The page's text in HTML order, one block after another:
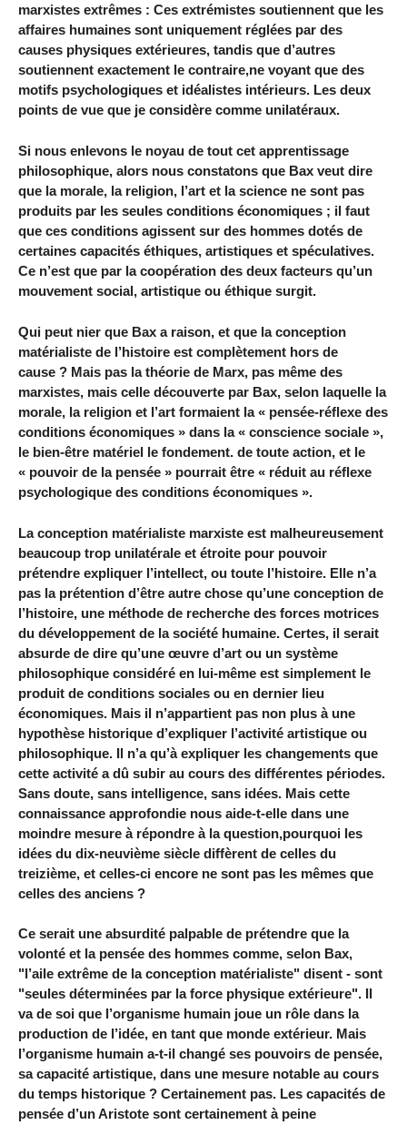
marxistes extrêmes : Ces extrémistes soutiennent que les
affaires humaines sont uniquement réglées par des
causes physiques extérieures, tandis que d’autres
soutiennent exactement le contraire,ne voyant que des
motifs psychologiques et idéalistes intérieurs. Les deux
points de vue que je considère comme unilatéraux.
Si nous enlevons le noyau de tout cet apprentissage
philosophique, alors nous constatons que Bax veut dire
que la morale, la religion, l’art et la science ne sont pas
produits par les seules conditions économiques ; il faut
que ces conditions agissent sur des hommes dotés de
certaines capacités éthiques, artistiques et spéculatives.
Ce n’est que par la coopération des deux facteurs qu’un
mouvement social, artistique ou éthique surgit.
Qui peut nier que Bax a raison, et que la conception
matérialiste de l’histoire est complètement hors de
cause ? Mais pas la théorie de Marx, pas même des
marxistes, mais celle découverte par Bax, selon laquelle la
morale, la religion et l’art formaient la « pensée-réflexe des
conditions économiques » dans la « conscience sociale »,
le bien-être matériel le fondement. de toute action, et le
« pouvoir de la pensée » pourrait être « réduit au réflexe
psychologique des conditions économiques ».
La conception matérialiste marxiste est malheureusement
beaucoup trop unilatérale et étroite pour pouvoir
prétendre expliquer l’intellect, ou toute l’histoire. Elle n’a
pas la prétention d’être autre chose qu’une conception de
l’histoire, une méthode de recherche des forces motrices
du développement de la société humaine. Certes, il serait
absurde de dire qu’une œuvre d’art ou un système
philosophique considéré en lui-même est simplement le
produit de conditions sociales ou en dernier lieu
économiques. Mais il n’appartient pas non plus à une
hypothèse historique d’expliquer l’activité artistique ou
philosophique. Il n’a qu’à expliquer les changements que
cette activité a dû subir au cours des différentes périodes.
Sans doute, sans intelligence, sans idées. Mais cette
connaissance approfondie nous aide-t-elle dans une
moindre mesure à répondre à la question,pourquoi les
idées du dix-neuvième siècle diffèrent de celles du
treizième, et celles-ci encore ne sont pas les mêmes que
celles des anciens ?
Ce serait une absurdité palpable de prétendre que la
volonté et la pensée des hommes comme, selon Bax,
"l’aile extrême de la conception matérialiste" disent - sont
"seules déterminées par la force physique extérieure". Il
va de soi que l’organisme humain joue un rôle dans la
production de l’idée, en tant que monde extérieur. Mais
l’organisme humain a-t-il changé ses pouvoirs de pensée,
sa capacité artistique, dans une mesure notable au cours
du temps historique ? Certainement pas. Les capacités de
pensée d’un Aristote sont certainement à peine